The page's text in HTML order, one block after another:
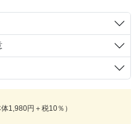
体1,980円＋税10％）